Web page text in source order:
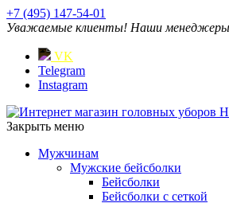
+7 (495) 147-54-01
Уважаемые клиенты! Наши менеджеры
VK
Telegram
Instagram
Закрыть меню
Мужчинам
Мужские бейсболки
Бейсболки
Бейсболки с сеткой